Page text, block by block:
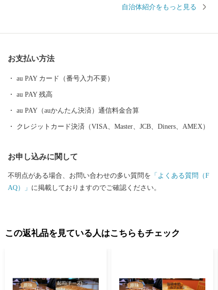
もに事業を推進したい13のプロジェクトコース と市長一任コース
づくりにご協力いただくとともに、本市在住の皆様におかれて
も、市外でご活躍されている多くの方々に、前橋市への「ふるさ
す。 全国の皆様からの温かい応援を心からお待ちしています。
自治体紹介をもっと見る
お支払い方法
au PAY カード（番号入力不要）
au PAY 残高
au PAY（auかんたん決済）通信料金合算
クレジットカード決済（VISA、Master、JCB、Diners、AMEX）
お申し込みに関して
不明点がある場合、お問い合わせの多い質問を 「よくある質問（F
AQ）」 に掲載しておりますのでご確認ください。
この返礼品を見ている人はこちらもチェック